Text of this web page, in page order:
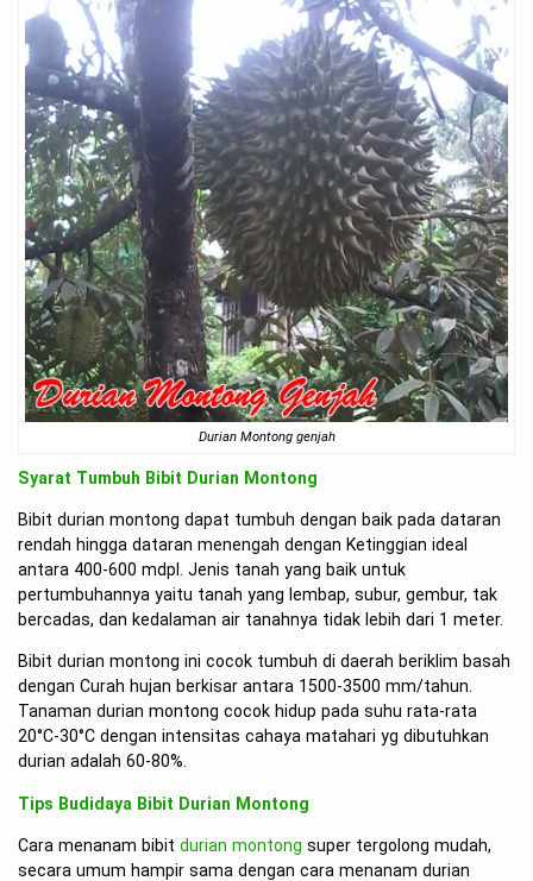
Durian Montong genjah
Syarat Tumbuh Bibit Durian Montong
Bibit durian montong dapat tumbuh dengan baik pada dataran
rendah hingga dataran menengah dengan Ketinggian ideal
antara 400-600 mdpl. Jenis tanah yang baik untuk
pertumbuhannya yaitu tanah yang lembap, subur, gembur, tak
bercadas, dan kedalaman air tanahnya tidak lebih dari 1 meter.
Bibit durian montong ini cocok tumbuh di daerah beriklim basah
dengan Curah hujan berkisar antara 1500-3500 mm/tahun.
Tanaman durian montong cocok hidup pada suhu rata-rata
20°C-30°C dengan intensitas cahaya matahari yg dibutuhkan
durian adalah 60-80%.
Tips Budidaya Bibit Durian Montong
Cara menanam bibit durian montong super tergolong mudah,
secara umum hampir sama dengan cara menanam durian